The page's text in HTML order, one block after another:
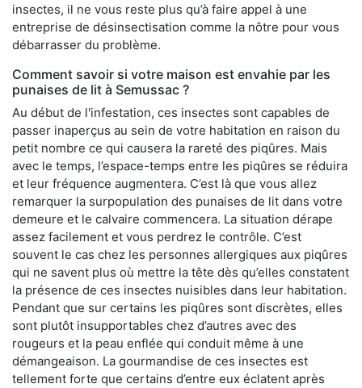
insectes, il ne vous reste plus qu’à faire appel à une
entreprise de désinsectisation comme la nôtre pour vous
débarrasser du problème.
Comment savoir si votre maison est envahie par les
punaises de lit à Semussac ?
Au début de l'infestation, ces insectes sont capables de
passer inaperçus au sein de votre habitation en raison du
petit nombre ce qui causera la rareté des piqûres. Mais
avec le temps, l’espace-temps entre les piqûres se réduira
et leur fréquence augmentera. C’est là que vous allez
remarquer la surpopulation des punaises de lit dans votre
demeure et le calvaire commencera. La situation dérape
assez facilement et vous perdrez le contrôle. C’est
souvent le cas chez les personnes allergiques aux piqûres
qui ne savent plus où mettre la tête dès qu’elles constatent
la présence de ces insectes nuisibles dans leur habitation.
Pendant que sur certains les piqûres sont discrètes, elles
sont plutôt insupportables chez d’autres avec des
rougeurs et la peau enflée qui conduit même à une
démangeaison. La gourmandise de ces insectes est
tellement forte que certains d’entre eux éclatent après